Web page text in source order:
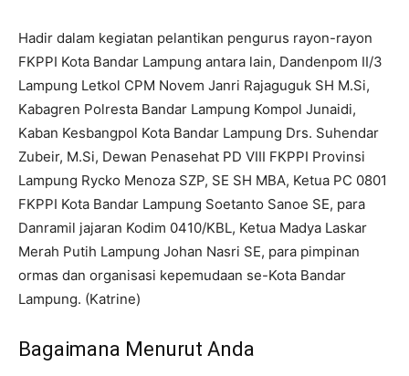
Hadir dalam kegiatan pelantikan pengurus rayon-rayon
FKPPI Kota Bandar Lampung antara lain, Dandenpom II/3
Lampung Letkol CPM Novem Janri Rajaguguk SH M.Si,
Kabagren Polresta Bandar Lampung Kompol Junaidi,
Kaban Kesbangpol Kota Bandar Lampung Drs. Suhendar
Zubeir, M.Si, Dewan Penasehat PD VIII FKPPI Provinsi
Lampung Rycko Menoza SZP, SE SH MBA, Ketua PC 0801
FKPPI Kota Bandar Lampung Soetanto Sanoe SE, para
Danramil jajaran Kodim 0410/KBL, Ketua Madya Laskar
Merah Putih Lampung Johan Nasri SE, para pimpinan
ormas dan organisasi kepemudaan se-Kota Bandar
Lampung. (Katrine)
Bagaimana Menurut Anda